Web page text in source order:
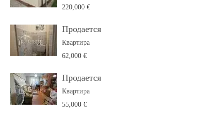
220,000 €
Продается
Квартира
62,000 €
Продается
Квартира
55,000 €